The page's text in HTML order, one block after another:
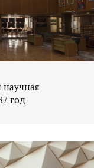
научная
год